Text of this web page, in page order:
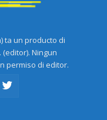
ta un producto di
Ningun
permiso di editor.